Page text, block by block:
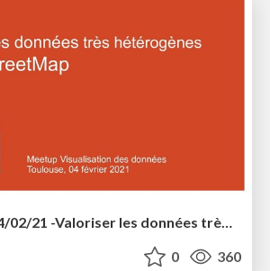
0 360